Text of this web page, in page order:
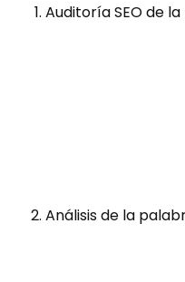
Auditoría SEO de la
Análisis de la